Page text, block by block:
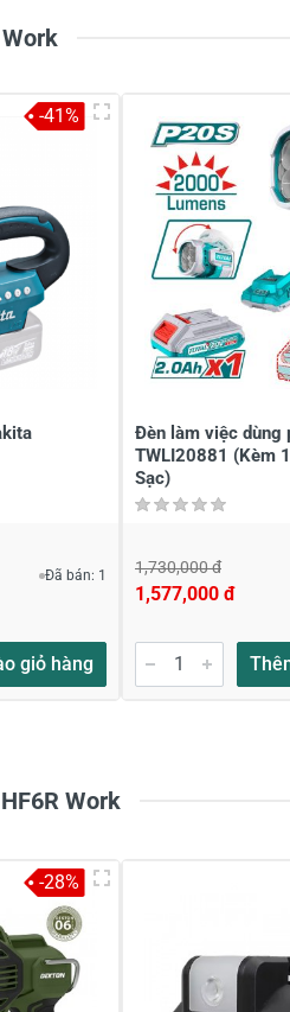
Tiêu đề của nhận xét*
Đã bán: 1
giỏ hàng
-41%
Đèn làm việc dùng
TWLI20881 (Kèm
Sạc)
1,730,000 đ
1,577,000 đ
Work
-28%